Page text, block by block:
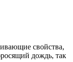
свойства,
дождь, так